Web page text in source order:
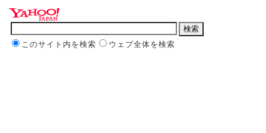
このサイト内を検索 ウェブ全体を検索